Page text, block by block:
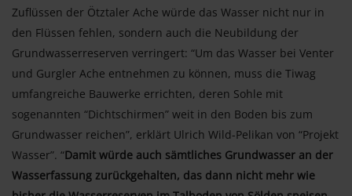
Zuflüssen der Ötztaler Ache würde das Wasser nicht nur in
den Flüssen fehlen, sondern auch die Neubildung der
Grundwasserreserven verringert: “Um das Wasser bei Venter
und Gurgler Ache entnehmen zu können, muss die Tiwag
umfangreiche Bauwerke errichten, deren Sohle mit
sogenannten “Dichtschirmen” weit in den Boden bis zum
Grundwasser reichen”, erklärt Ulrich Wild-Pelikan von “Projekt
Wasser”. “Damit würde auch sämtliches Grundwasser an der
Wasserfassung zurückgehalten, das dann nicht mehr wie